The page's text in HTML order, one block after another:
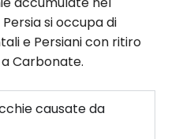
si occupa di
e Persiani con ritiro
Carbonate.
causate da